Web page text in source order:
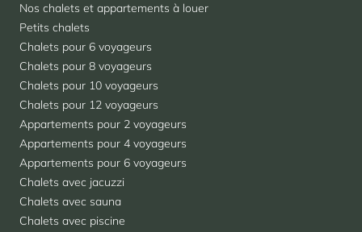
Nos chalets et appartements à louer
Petits chalets
Chalets pour 6 voyageurs
Chalets pour 8 voyageurs
Chalets pour 10 voyageurs
Chalets pour 12 voyageurs
Appartements pour 2 voyageurs
Appartements pour 4 voyageurs
Appartements pour 6 voyageurs
Chalets avec jacuzzi
Chalets avec sauna
Chalets avec piscine